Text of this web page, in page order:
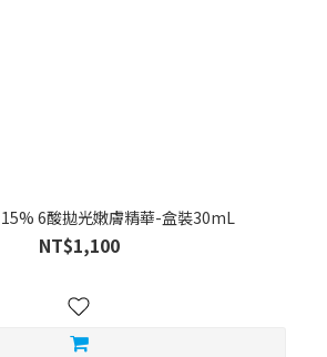
15% 6酸拋光嫩膚精華-盒裝30mL
NT$1,100